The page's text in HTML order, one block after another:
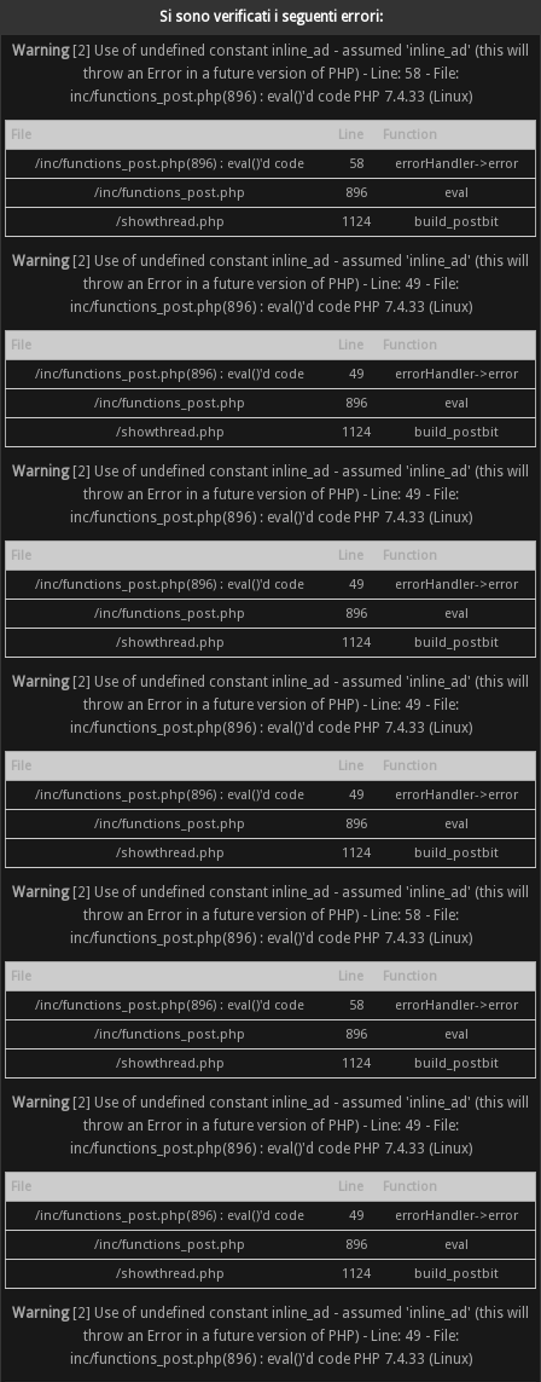
Si sono verificati i seguenti errori:
Warning[2] Use of undefined constant inline_ad - assumed 'inline_ad' (this will
throw an Error in a future version of PHP) - Line: 58 - File:
inc/functions_post.php(896) : eval()'d code PHP 7.4.33 (Linux)
File Line
Function
/inc/functions_post.php(896) : eval()'d code
58
errorHandler->error
/inc/functions_post.php
896
eval
/showthread.php
1124 build_postbit
Warning[2] Use of undefined constant inline_ad - assumed 'inline_ad' (this will
throw an Error in a future version of PHP) - Line: 49 - File:
inc/functions_post.php(896) : eval()'d code PHP 7.4.33 (Linux)
File Line
Function
/inc/functions_post.php(896) : eval()'d code
49
errorHandler->error
/inc/functions_post.php
896
eval
/showthread.php
1124 build_postbit
Warning[2] Use of undefined constant inline_ad - assumed 'inline_ad' (this will
throw an Error in a future version of PHP) - Line: 49 - File:
inc/functions_post.php(896) : eval()'d code PHP 7.4.33 (Linux)
File Line
Function
/inc/functions_post.php(896) : eval()'d code
49
errorHandler->error
/inc/functions_post.php
896
eval
/showthread.php
1124 build_postbit
Warning[2] Use of undefined constant inline_ad - assumed 'inline_ad' (this will
throw an Error in a future version of PHP) - Line: 49 - File:
inc/functions_post.php(896) : eval()'d code PHP 7.4.33 (Linux)
File Line
Function
/inc/functions_post.php(896) : eval()'d code
49
errorHandler->error
/inc/functions_post.php
896
eval
/showthread.php
1124 build_postbit
Warning[2] Use of undefined constant inline_ad - assumed 'inline_ad' (this will
throw an Error in a future version of PHP) - Line: 58 - File:
inc/functions_post.php(896) : eval()'d code PHP 7.4.33 (Linux)
File Line
Function
/inc/functions_post.php(896) : eval()'d code
58
errorHandler->error
/inc/functions_post.php
896
eval
/showthread.php
1124 build_postbit
Warning[2] Use of undefined constant inline_ad - assumed 'inline_ad' (this will
throw an Error in a future version of PHP) - Line: 49 - File:
inc/functions_post.php(896) : eval()'d code PHP 7.4.33 (Linux)
File Line
Function
/inc/functions_post.php(896) : eval()'d code
49
errorHandler->error
/inc/functions_post.php
896
eval
/showthread.php
1124 build_postbit
Warning[2] Use of undefined constant inline_ad - assumed 'inline_ad' (this will
throw an Error in a future version of PHP) - Line: 49 - File:
inc/functions_post.php(896) : eval()'d code PHP 7.4.33 (Linux)